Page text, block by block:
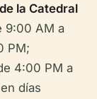
la Catedral
9:00 AM a
PM;
4:00 PM a
días